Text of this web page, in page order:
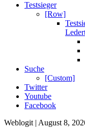
Testsieger
[Row]
Suche
[Custom]
Twitter
Youtube
Facebook
Weblogit | August 8,